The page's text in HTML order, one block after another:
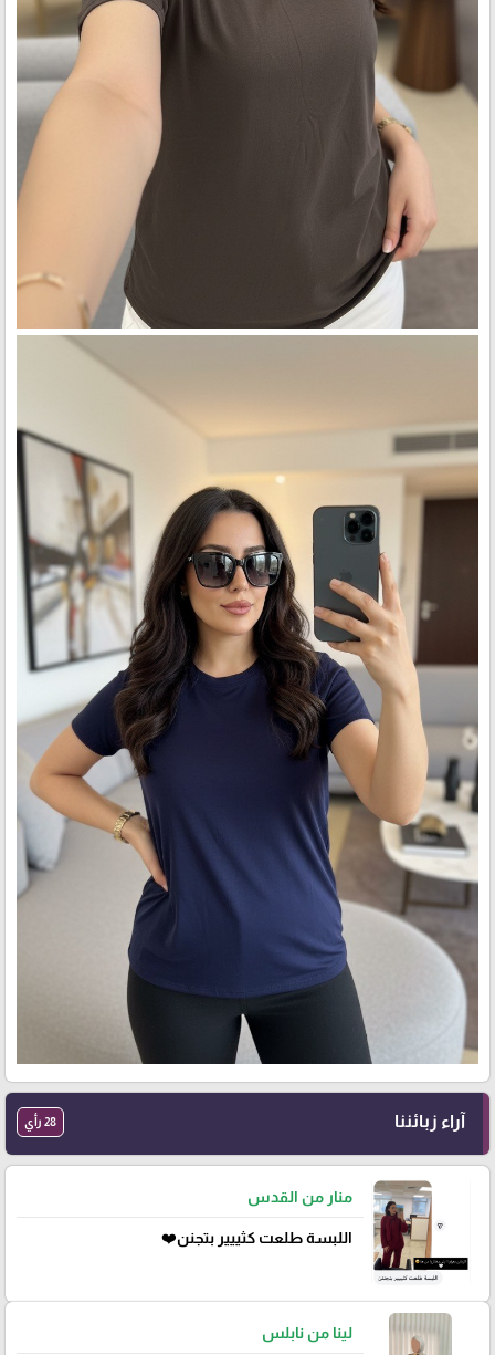
آراء زبائننا 28 رأي
منار من القدس
اللبسة طلعت كثييير بتجنن❤️
لينا من نابلس